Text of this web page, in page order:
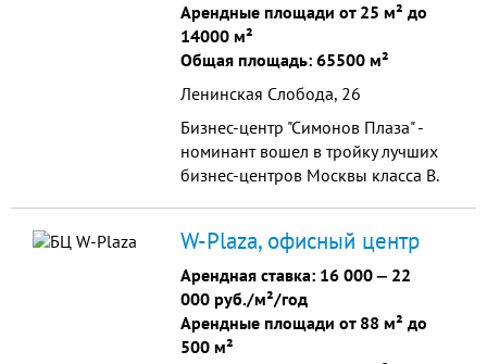
Арендные площади от 25 м² до
14000 м²
Общая площадь: 65500 м²
Ленинская Слобода, 26
Бизнес-центр "Симонов Плаза" -
номинант вошел в тройку лучших
бизнес-центров Москвы класса B.
W-Plaza, офисный центр
Арендная ставка: 16 000 ‒ 22
000 руб./м²/год
Арендные площади от 88 м² до
500 м²